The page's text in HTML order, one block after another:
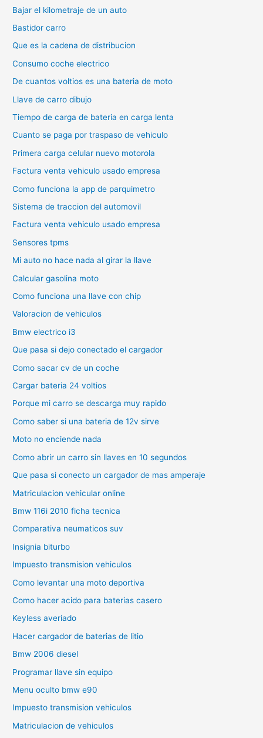
Bajar el kilometraje de un auto
Bastidor carro
Que es la cadena de distribucion
Consumo coche electrico
De cuantos voltios es una bateria de moto
Llave de carro dibujo
Tiempo de carga de bateria en carga lenta
Cuanto se paga por traspaso de vehiculo
Primera carga celular nuevo motorola
Factura venta vehiculo usado empresa
Como funciona la app de parquimetro
Sistema de traccion del automovil
Factura venta vehiculo usado empresa
Sensores tpms
Mi auto no hace nada al girar la llave
Calcular gasolina moto
Como funciona una llave con chip
Valoracion de vehiculos
Bmw electrico i3
Que pasa si dejo conectado el cargador
Como sacar cv de un coche
Cargar bateria 24 voltios
Porque mi carro se descarga muy rapido
Como saber si una bateria de 12v sirve
Moto no enciende nada
Como abrir un carro sin llaves en 10 segundos
Que pasa si conecto un cargador de mas amperaje
Matriculacion vehicular online
Bmw 116i 2010 ficha tecnica
Comparativa neumaticos suv
Insignia biturbo
Impuesto transmision vehiculos
Como levantar una moto deportiva
Como hacer acido para baterias casero
Keyless averiado
Hacer cargador de baterias de litio
Bmw 2006 diesel
Programar llave sin equipo
Menu oculto bmw e90
Impuesto transmision vehiculos
Matriculacion de vehiculos